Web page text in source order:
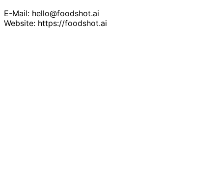
E-Mail: hello@foodshot.ai
Website: https://foodshot.ai